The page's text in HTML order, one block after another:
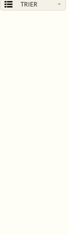
TRIER